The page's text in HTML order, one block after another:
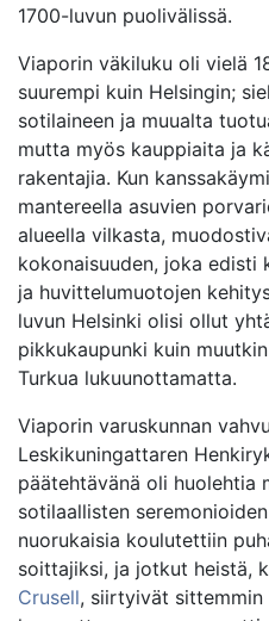
1700-luvun puolivälissä.
Viaporin väkiluku oli vielä
suurempi kuin Helsingin;
sotilaineen ja muualta
mutta myös kauppiaita ja
rakentajia. Kun
mantereella asuvien
alueella vilkasta,
kokonaisuuden, joka edisti
ja huvittelumuotojen
luvun Helsinki olisi ollut
pikkukaupunki kuin
Turkua lukuunottamatta.
Viaporin varuskunnan
Leskikuningattaren
päätehtävänä oli huolehtia
sotilaallisten
nuorukaisia koulutettiin
soittajiksi, ja jotkut heistä,
Crusell, siirtyivät sittemmin